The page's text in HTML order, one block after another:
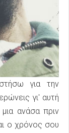
για την
γι' αυτή
ανάσα πριν
ο χρόνος σου